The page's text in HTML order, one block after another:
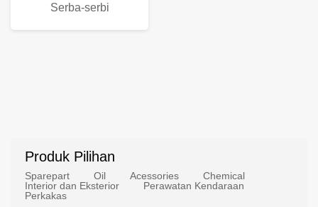
Serba-serbi
Produk Pilihan
Sparepart Oil Acessories
Chemical
Interior dan Eksterior
Perawatan Kendaraan
Perkakas